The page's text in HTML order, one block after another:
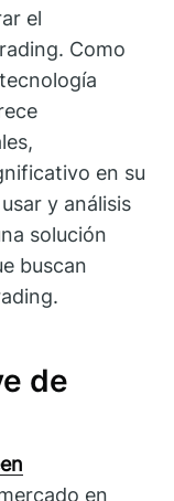
el
Como
en su
y análisis
solución
buscan
de
en